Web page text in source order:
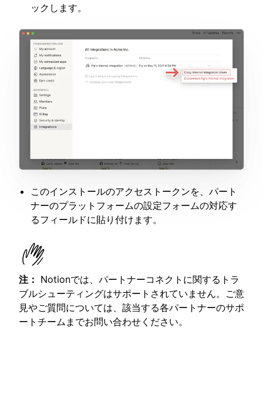
ックします。
このインストールのアクセストークンを、パート
ナーのプラットフォームの設定フォームの対応す
るフィールドに貼り付けます。
注： Notionでは、パートナーコネクトに関するトラ
ブルシューティングはサポートされていません。ご意
見やご質問については、該当する各パートナーのサポ
ートチームまでお問い合わせください。